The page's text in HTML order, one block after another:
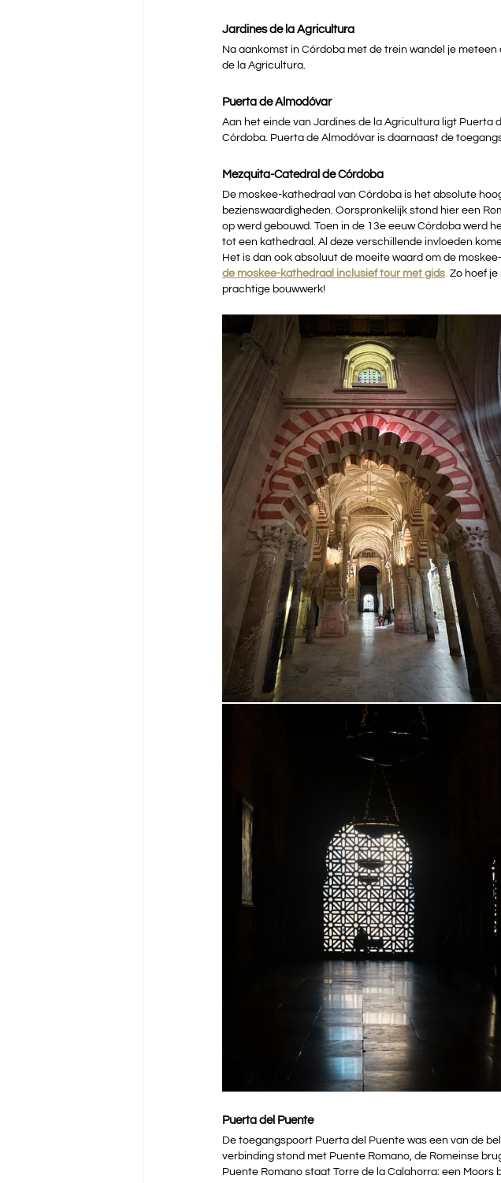
Jardines de la Agricultura
Na aankomst in Córdoba met de trein wandel je
de la Agricultura.
Puerta de Almodóvar
Aan het einde van Jardines de la Agricultura ligt Puerta
Córdoba. Puerta de Almodóvar is daarnaast de
Mezquita-Catedral de Córdoba
De moskee-kathedraal van Córdoba is het absolute
bezienswaardigheden. Oorspronkelijk stond hier een
op werd gebouwd. Toen in de 13e eeuw Córdoba werd
tot een kathedraal. Al deze verschillende invloeden
Het is dan ook absoluut de moeite waard om de
de moskee-kathedraal inclusief tour met gids. Zo hoef
prachtige bouwwerk!
Puerta del Puente
De toegangspoort Puerta del Puente was een van de
verbinding stond met Puente Romano, de Romeinse
Puente Romano staat Torre de la Calahorra: een